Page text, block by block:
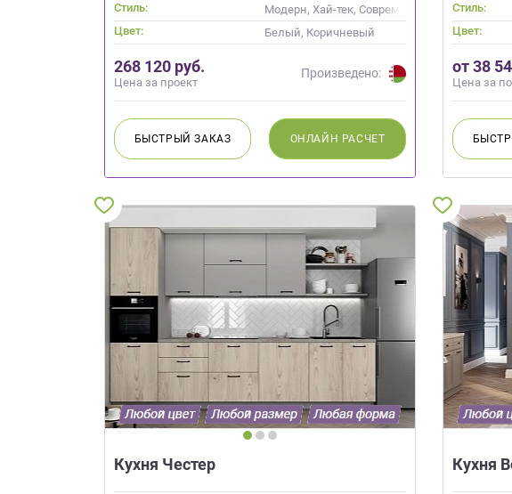
Стиль:
Модерн, Хай-тек, Современные
Цвет:
Белый, Коричневый
268 120 руб.
Цена за проект
Произведено:
БЫСТРЫЙЗАКАЗ ОНЛАЙН РАСЧЕТ
Стиль:
Цвет:
от 38
Цена за
Кухня Честер Кухня